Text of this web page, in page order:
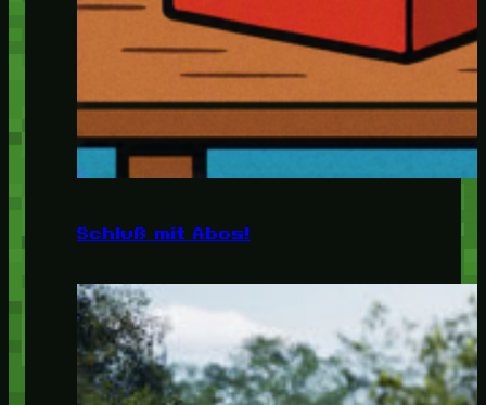
Schluß mit Abos!